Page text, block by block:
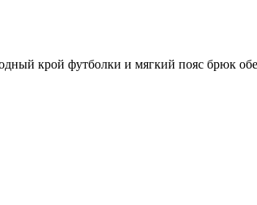
крой футболки и мягкий пояс брюк